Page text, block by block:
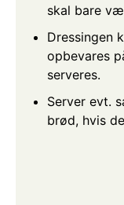
skal bare
Dressingen
opbevares
serveres.
Server evt.
brød, hvis